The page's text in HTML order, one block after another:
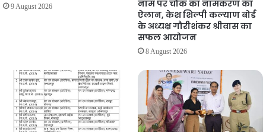
9 August 2026
नाम पर चौक का नामकरण का
ऐलान, केश शिल्पी कल्याण बोर्ड
के अध्यक्ष गौरीशंकर श्रीवास का
सफल आयोजन
8 August 2026